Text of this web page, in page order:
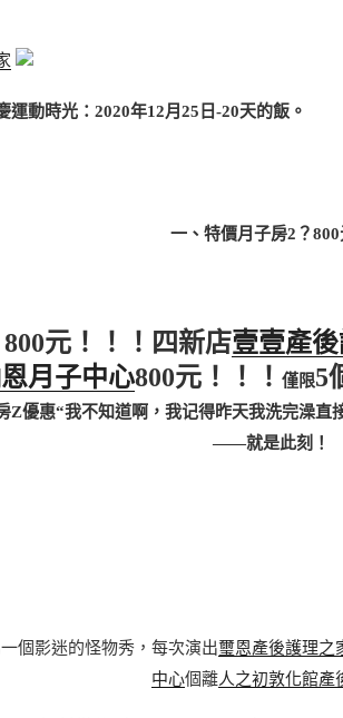
運動時光：2020年12月25日-20天的飯。
一、特價月子房2？800
元！！！ 四新店壹壹產
月子中心800元！！！ 僅限5
Z優惠“我不知道啊，我记得昨天我洗完澡直
——就是此刻！
個影迷的怪物秀，每次演出璽恩產後護理之
中心個離人之初敦化館產